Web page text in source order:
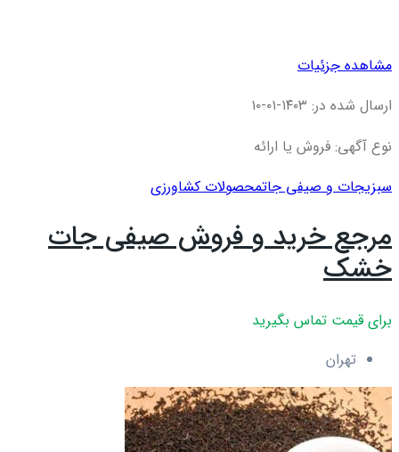
مشاهده جزئیات
ارسال شده در: ۱۴۰۳-۰۱-۱۰
نوع آگهی: فروش یا ارائه
سبزیجات و صیفی جاتمحصولات کشاورزی
مرجع خرید و فروش صیفی جات
خشک
برای قیمت تماس بگیرید
تهران